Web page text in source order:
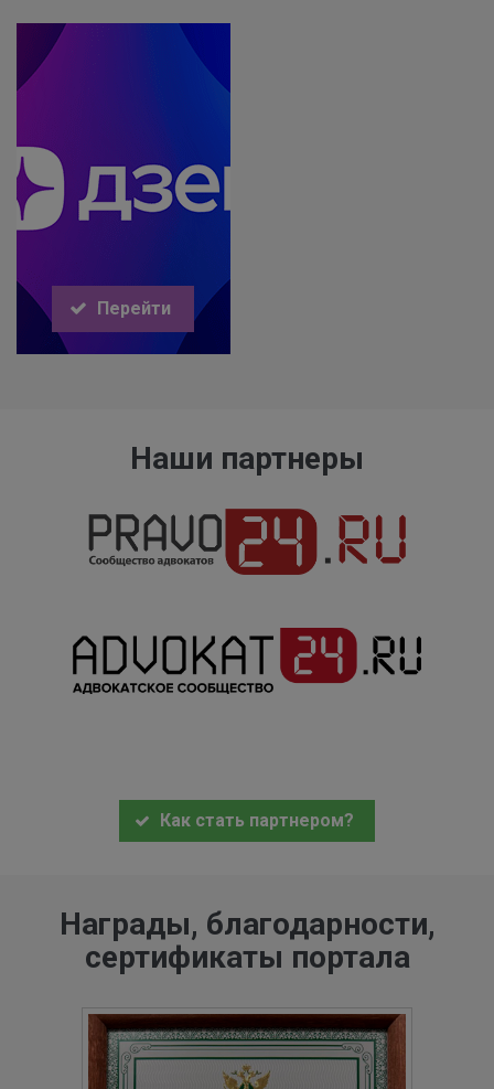
Перейти
Наши партнеры
Как стать партнером?
Награды, благодарности,
сертификаты портала